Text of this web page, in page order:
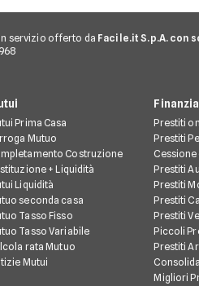
servizio offerto da Facile.it S.p.A. con
Prima Casa
Mutuo
Costruzione
+ Liquidità
Liquidità
seconda casa
Tasso Fisso
Tasso Variabile
rata Mutuo
Mutui
Prestiti
Prestiti
Prestiti
Prestiti
Prestiti
Prestiti
Piccoli
Prestiti
Migliori